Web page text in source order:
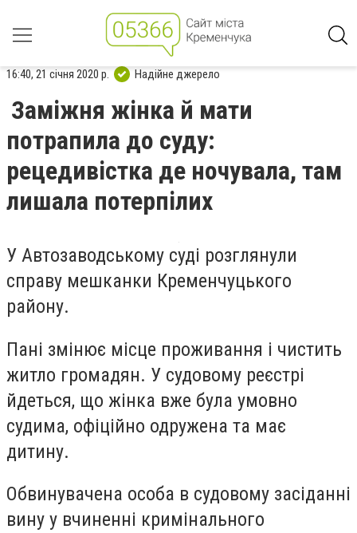
16:40, 21 січня 2020 р. Надійне джерело
Заміжня жінка й мати
потрапила до суду:
рецедивістка де ночувала, там
лишала потерпілих
У Автозаводському суді розглянули
справу мешканки Кременчуцького
району.
Пані змінює місце проживання і чистить
житло громадян. У судовому реєстрі
йдеться, що жінка вже була умовно
судима, офіційно одружена та має
дитину.
Обвинувачена особа в судовому засіданні
вину у вчиненні кримінального